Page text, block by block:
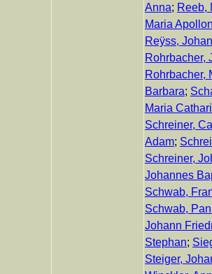
Anna; Reeb,
Maria
Reÿss,
Rohrbacher,
Rohrbacher,
Barbara;
Maria
Schreiner,
Adam;
Schreiner,
Johannes
Schwab,
Schwab,
Johann
Stephan;
Steiger,